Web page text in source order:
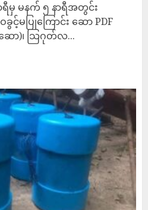
မှ မနက် ၅ နာရီအတွင်း
မပြုကြောင်း ဆော PDF
ော)၊ သြဂုတ်လ...